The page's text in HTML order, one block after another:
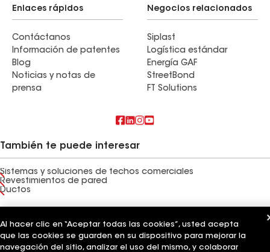
Enlaces rápidos
Contáctanos
Información de patentes
Blog
Noticias y notas de
prensa
Negocios relacionados
Siplast
Logística estándar
Energía GAF
StreetBond
FT Solutions
También te puede interesar
Sistemas y soluciones de techos comerciales
Revestimientos de pared
Ductos
Aviso para los solicitantes Código de conducta para proveedores
Tus opciones de privacidad
Configuración de cookies
©2026 GAF Materials LLC
Al hacer clic en “Aceptar todas las cookies”, usted acepta
que las cookies se guarden en su dispositivo para mejorar la
navegación del sitio, analizar el uso del mismo, y colaborar